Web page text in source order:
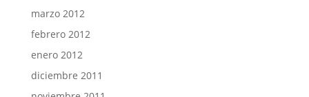
marzo 2012
febrero 2012
enero 2012
diciembre 2011